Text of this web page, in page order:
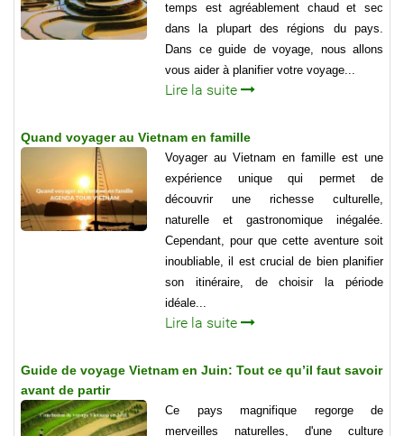
temps est agréablement chaud et sec
dans la plupart des régions du pays.
Dans ce guide de voyage, nous allons
vous aider à planifier votre voyage...
Lire la suite
Quand voyager au Vietnam en famille
Voyager au Vietnam en famille est une
expérience unique qui permet de
découvrir une richesse culturelle,
naturelle et gastronomique inégalée.
Cependant, pour que cette aventure soit
inoubliable, il est crucial de bien planifier
son itinéraire, de choisir la période
idéale...
Lire la suite
Guide de voyage Vietnam en Juin: Tout ce qu’il faut savoir
avant de partir
Ce pays magnifique regorge de
merveilles naturelles, d'une culture